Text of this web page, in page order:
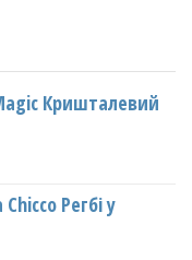
Кришталевий
Регбі у